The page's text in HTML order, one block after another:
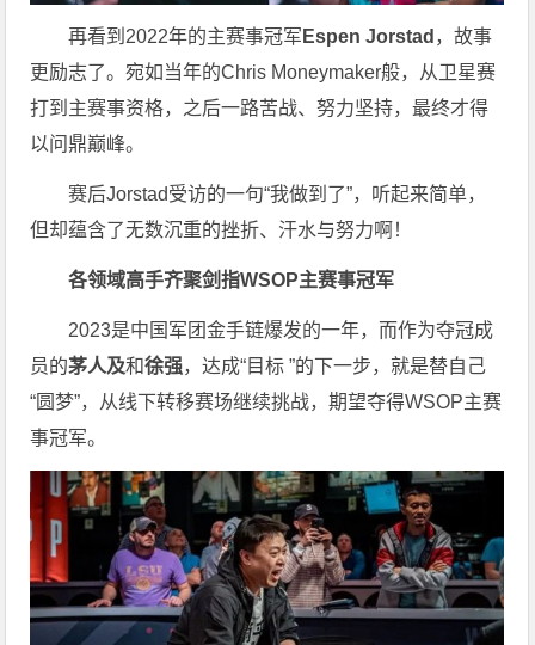
再看到2022年的主赛事冠军 Espen Jorstad ，故事
更励志了。宛如当年的Chris Moneymaker般，从卫星赛
打到主赛事资格，之后一路苦战、努力坚持，最终才得
以问鼎巅峰。
赛后Jorstad受访的一句“我做到了”，听起来简单，
但却蕴含了无数沉重的挫折、汗水与努力啊！
各领域高手齐聚剑指WSOP主赛事冠军
2023是中国军团金手链爆发的一年，而作为夺冠成
员的茅人及和徐强，达成“目标 ”的下一步，就是替自己
“圆梦”，从线下转移赛场继续挑战，期望夺得WSOP主赛
事冠军。